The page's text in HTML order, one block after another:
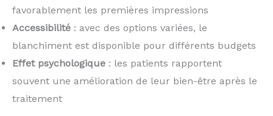
favorablement les premières impressions
Accessibilité : avec des options variées, le
blanchiment est disponible pour différents budgets
Effet psychologique : les patients rapportent
souvent une amélioration de leur bien-être après le
traitement